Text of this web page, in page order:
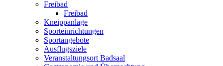
Freibad
Freibad
Kneippanlage
Sporteinrichtungen
Sportangebote
Ausflugsziele
Veranstaltungsort Badsaal